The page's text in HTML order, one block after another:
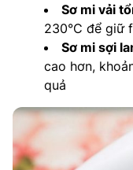
Sơ mi vải
230°C để giữ
Sơ mi sợi
cao hơn,
quả